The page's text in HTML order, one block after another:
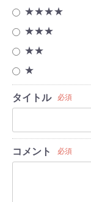
★★★★
★★★
★★
★
タイトル 必須
コメント 必須